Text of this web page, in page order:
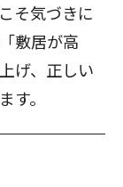
そ気づきに
敷居が高
げ、正しい
す。